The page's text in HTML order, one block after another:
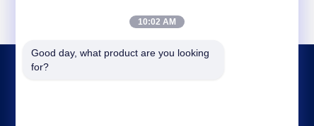
10:02 AM
Good day, what product are you looking
for?